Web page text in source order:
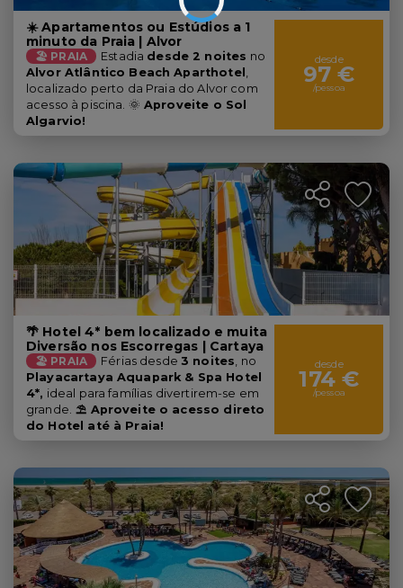
☀️ Apartamentos ou Estúdios a 1
minuto da Praia | Alvor
🏖️ PRAIA Estadia desde 2 noites no
Alvor Atlântico Beach Aparthotel ,
localizado perto da Praia do Alvor com
acesso à piscina. 🌞 Aproveite o Sol
Algarvio!
desde
97 €
/pessoa
🌴 Hotel 4* bem localizado e muita
Diversão nos Escorregas | Cartaya
🏖️ PRAIA Férias desde 3 noites, no
Playacartaya Aquapark & Spa Hotel
4*, ideal para famílias divertirem-se em
grande. ⛱️ Aproveite o acesso direto
do Hotel até à Praia!
desde
174 €
/pessoa